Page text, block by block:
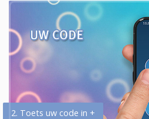
2. Toets uw code in +